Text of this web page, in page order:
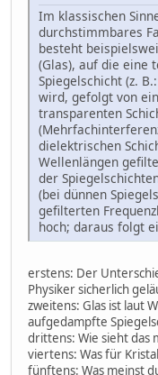
Im klassischen
durchstimmbares
besteht
(Glas), auf die eine
Spiegelschicht (z.
wird, gefolgt von
transparenten
dielektrischen
Wellenlängen
der
(bei dünnen
gefilterten
hoch; daraus folgt
erstens: Der
Physiker sicherlich
zweitens: Glas ist laut
aufgedampfte
drittens: Wie sieht das
viertens: Was für
fünftens: Was meinst